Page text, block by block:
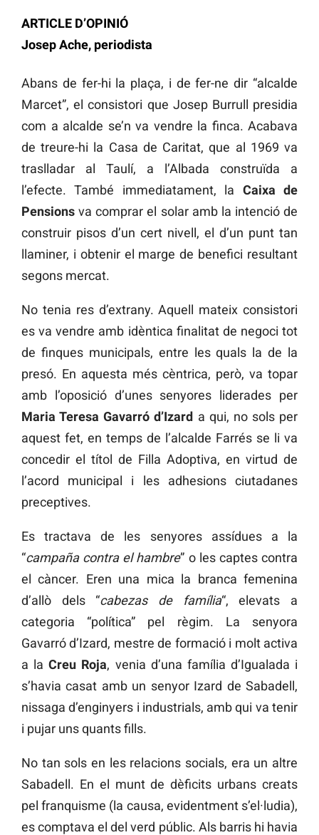
ARTICLE D’OPINIÓ
Josep Ache, periodista
Abans de fer-hi la plaça, i de fer-ne dir “alcalde
Marcet”, el consistori que Josep Burrull presidia
com a alcalde se’n va vendre la finca. Acabava
de treure-hi la Casa de Caritat, que al 1969 va
traslladar al Taulí, a l’Albada construïda a
l’efecte. També immediatament, la Caixa de
Pensions va comprar el solar amb la intenció de
construir pisos d’un cert nivell, el d’un punt tan
llaminer, i obtenir el marge de benefici resultant
segons mercat.
No tenia res d’extrany. Aquell mateix consistori
es va vendre amb idèntica finalitat de negoci tot
de finques municipals, entre les quals la de la
presó. En aquesta més cèntrica, però, va topar
amb l’oposició d’unes senyores liderades per
Maria Teresa Gavarró d’Izard a qui, no sols per
aquest fet, en temps de l’alcalde Farrés se li va
concedir el títol de Filla Adoptiva, en virtud de
l’acord municipal i les adhesions ciutadanes
preceptives.
Es tractava de les senyores assídues a la
“campaña contra el hambre” o les captes contra
el càncer. Eren una mica la branca femenina
d’allò dels “cabezas de família“, elevats a
categoria “política” pel règim. La senyora
Gavarró d’Izard, mestre de formació i molt activa
a laCreu Roja, venia d’una família d’Igualada i
s’havia casat amb un senyor Izard de Sabadell,
nissaga d’enginyers i industrials, amb qui va tenir
i pujar uns quants fills.
No tan sols en les relacions socials, era un altre
Sabadell. En el munt de dèficits urbans creats
pel franquisme (la causa, evidentment s’el·ludia),
es comptava el del verd públic. Als barris hi havia